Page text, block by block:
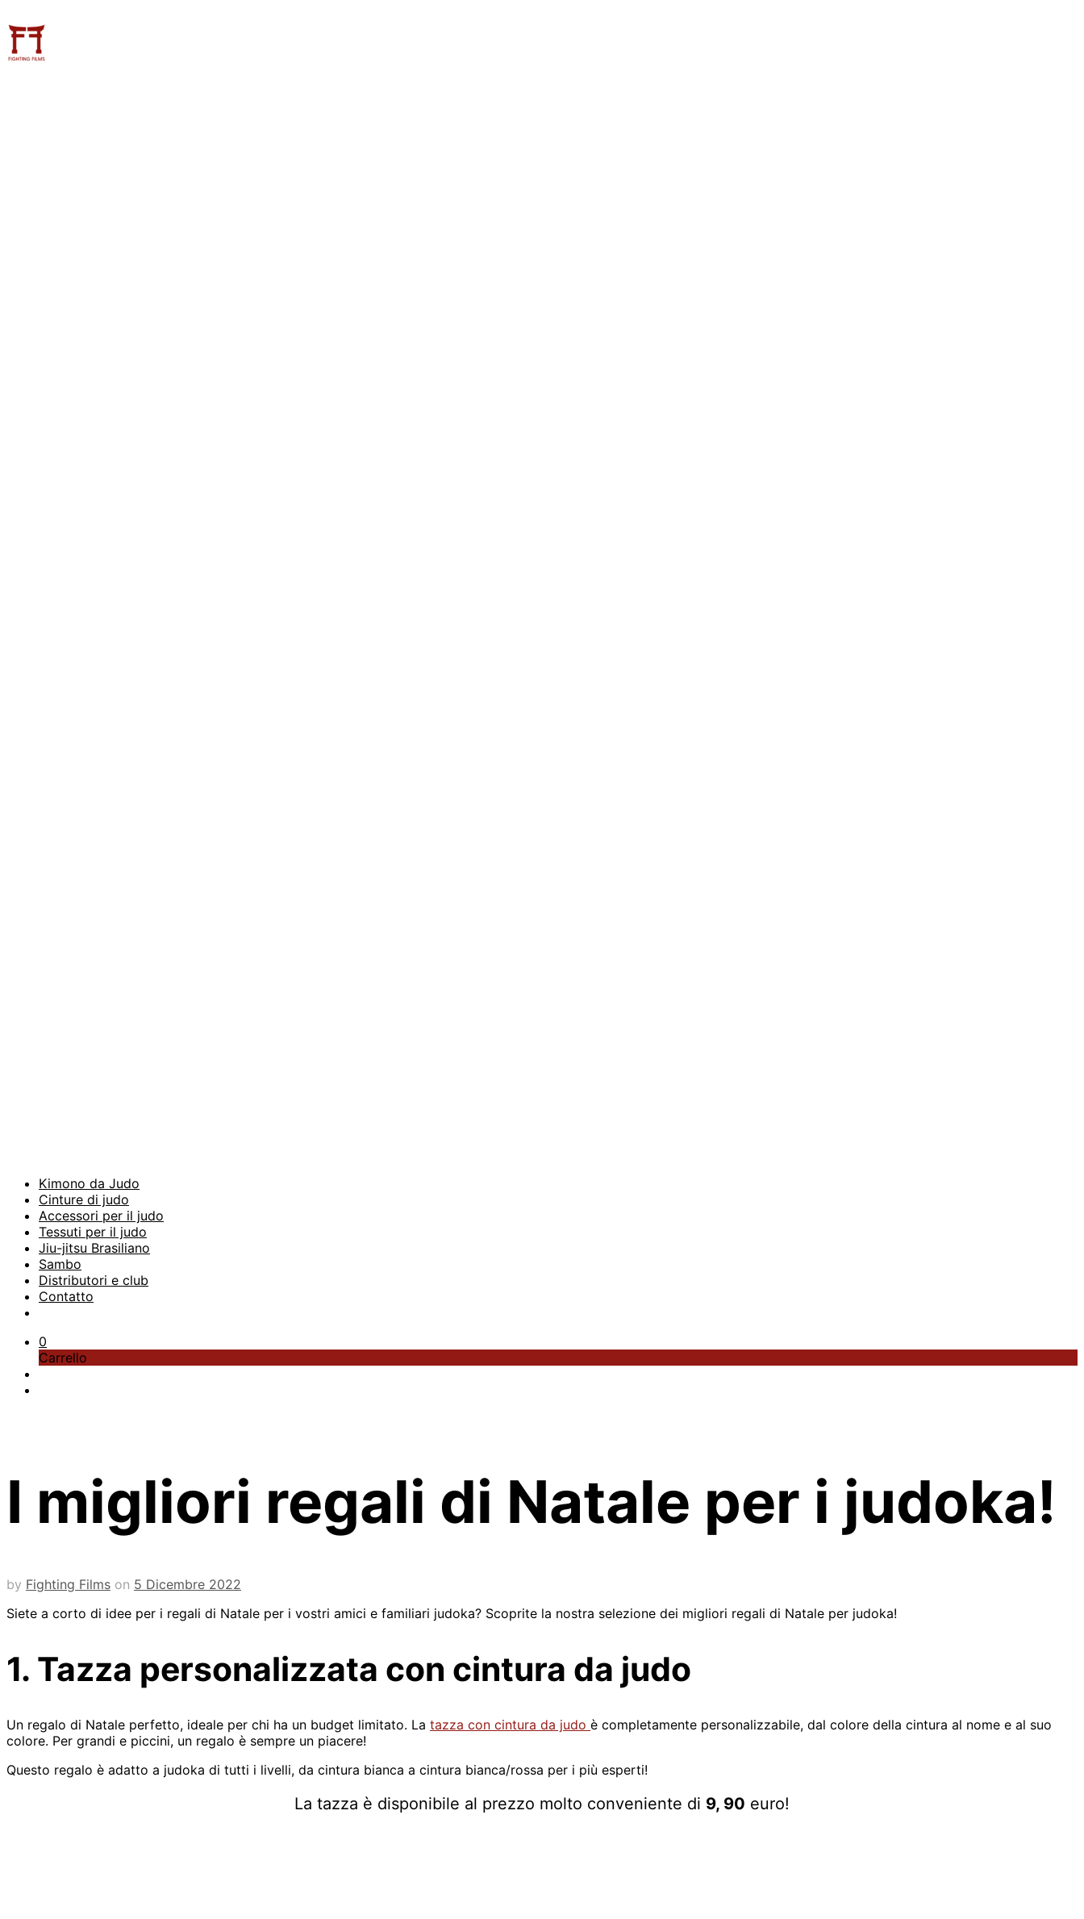
Kimono da Judo
Cinture di judo
Accessori per il judo
Tessuti per il judo
Jiu-jitsu Brasiliano
Sambo
Distributori e club
Contatto
0
Carrello
I migliori regali di Natale per i judoka!
by Fighting Films on 5 Dicembre 2022
Siete a corto di idee per i regali di Natale per i vostri amici e familiari judoka? Scoprite la nostra selezione dei migliori regali di Natale per judoka!
1. Tazza personalizzata con cintura da judo
Un regalo di Natale perfetto, ideale per chi ha un budget limitato. La tazza con cintura da judo è completamente personalizzabile, dal colore della cintura al nome e al suo
colore. Per grandi e piccini, un regalo è sempre un piacere!
Questo regalo è adatto a judoka di tutti i livelli, da cintura bianca a cintura bianca/rossa per i più esperti!
La tazza è disponibile al prezzo molto conveniente di 9, 90 euro!